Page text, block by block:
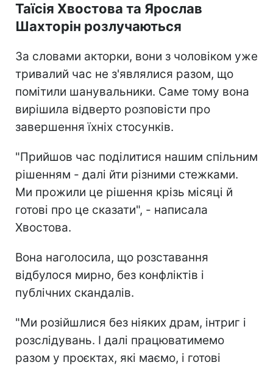
Таїсія Хвостова та Ярослав
Шахторін розлучаються
За словами акторки, вони з чоловіком уже
тривалий час не з'являлися разом, що
помітили шанувальники. Саме тому вона
вирішила відверто розповісти про
завершення їхніх стосунків.
"Прийшов час поділитися нашим спільним
рішенням - далі йти різними стежками.
Ми прожили це рішення крізь місяці й
готові про це сказати", - написала
Хвостова.
Вона наголосила, що розставання
відбулося мирно, без конфліктів і
публічних скандалів.
"Ми розійшлися без ніяких драм, інтриг і
розслідувань. І далі працюватимемо
разом у проєктах, які маємо, і готові